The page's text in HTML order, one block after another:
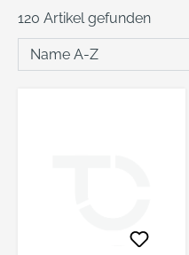
120 Artikel gefunden